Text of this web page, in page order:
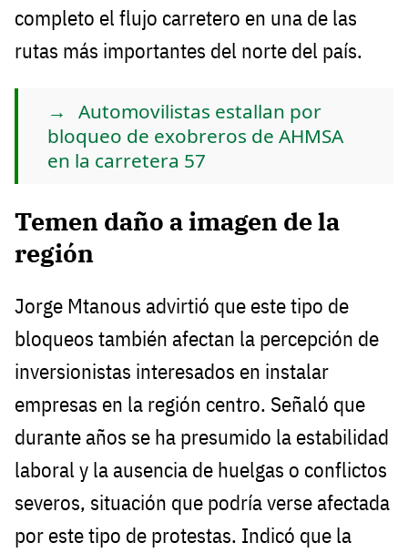
completo el flujo carretero en una de las
rutas más importantes del norte del país.
Automovilistas estallan por
bloqueo de exobreros de AHMSA
en la carretera 57
Temen daño a imagen de la
región
Jorge Mtanous advirtió que este tipo de
bloqueos también afectan la percepción de
inversionistas interesados en instalar
empresas en la región centro. Señaló que
durante años se ha presumido la estabilidad
laboral y la ausencia de huelgas o conflictos
severos, situación que podría verse afectada
por este tipo de protestas. Indicó que la